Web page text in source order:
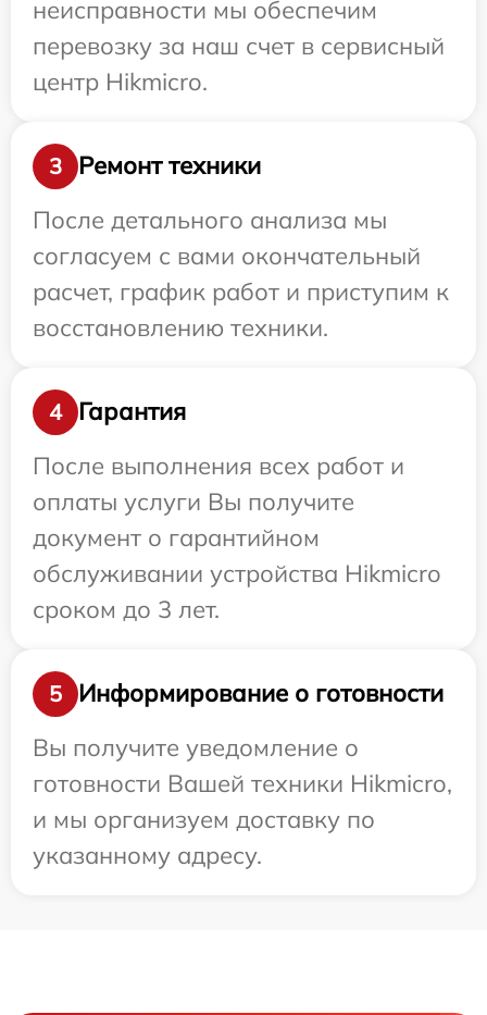
неисправности мы обеспечим
перевозку за наш счет в сервисный
центр Hikmicro.
3
Ремонт техники
После детального анализа мы
согласуем с вами окончательный
расчет, график работ и приступим к
восстановлению техники.
4
Гарантия
После выполнения всех работ и
оплаты услуги Вы получите
документ о гарантийном
обслуживании устройства Hikmicro
сроком до 3 лет.
5
Информирование о готовности
Вы получите уведомление о
готовности Вашей техники Hikmicro,
и мы организуем доставку по
указанному адресу.